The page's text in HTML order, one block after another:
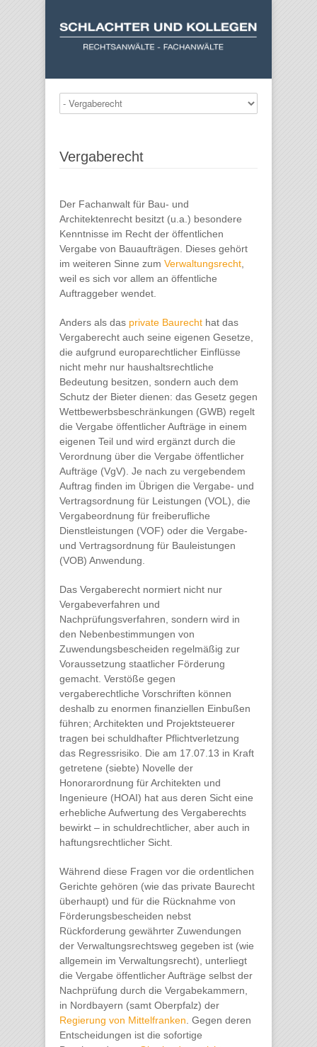
Vergaberecht
Der Fachanwalt für Bau- und
Architektenrecht besitzt (u.a.) besondere
Kenntnisse im Recht der öffentlichen
Vergabe von Bauaufträgen. Dieses gehört
im weiteren Sinne zum Verwaltungsrecht
weil es sich vor allem an öffentliche
Auftraggeber wendet.
Anders als das private Baurecht hat das
Vergaberecht auch seine eigenen Gesetze,
die aufgrund europarechtlicher Einflüsse
nicht mehr nur haushaltsrechtliche
Bedeutung besitzen, sondern auch dem
Schutz der Bieter dienen: das Gesetz gegen
Wettbewerbsbeschränkungen (GWB) regelt
die Vergabe öffentlicher Aufträge in einem
eigenen Teil und wird ergänzt durch die
Verordnung über die Vergabe öffentlicher
Aufträge (VgV). Je nach zu vergebendem
Auftrag finden im Übrigen die Vergabe- und
Vertragsordnung für Leistungen (VOL), die
Vergabeordnung für freiberufliche
Dienstleistungen (VOF) oder die Vergabe-
und Vertragsordnung für Bauleistungen
(VOB) Anwendung.
Das Vergaberecht normiert nicht nur
Vergabeverfahren und
Nachprüfungsverfahren, sondern wird in
den Nebenbestimmungen von
Zuwendungsbescheiden regelmäßig zur
Voraussetzung staatlicher Förderung
gemacht. Verstöße gegen
vergaberechtliche Vorschriften können
deshalb zu enormen finanziellen Einbußen
führen; Architekten und Projektsteuerer
tragen bei schuldhafter Pflichtverletzung
das Regressrisiko. Die am 17.07.13 in Kraft
getretene (siebte) Novelle der
Honorarordnung für Architekten und
Ingenieure (HOAI) hat aus deren Sicht eine
erhebliche Aufwertung des Vergaberechts
bewirkt – in schuldrechtlicher, aber auch in
haftungsrechtlicher Sicht.
Während diese Fragen vor die ordentlichen
Gerichte gehören (wie das private Baurecht
überhaupt) und für die Rücknahme von
Förderungsbescheiden nebst
Rückforderung gewährter Zuwendungen
der Verwaltungsrechtsweg gegeben ist (wie
allgemein im Verwaltungsrecht), unterliegt
die Vergabe öffentlicher Aufträge selbst der
Nachprüfung durch die Vergabekammern,
in Nordbayern (samt Oberpfalz) der
Regierung von Mittelfranken . Gegen deren
Entscheidungen ist die sofortige